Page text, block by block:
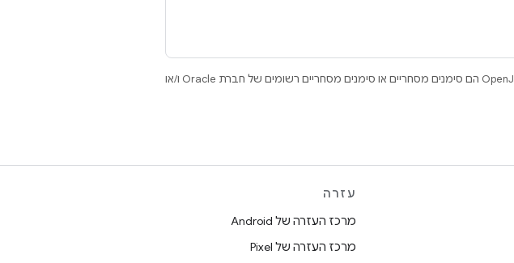
.‏ Java ו-OpenJDK הם סימנים מסחריים או סימנים מסחריים רשומים של חברת Oracle ו/או
עזרה
מרכז העזרה של Android
מרכז העזרה של Pixel